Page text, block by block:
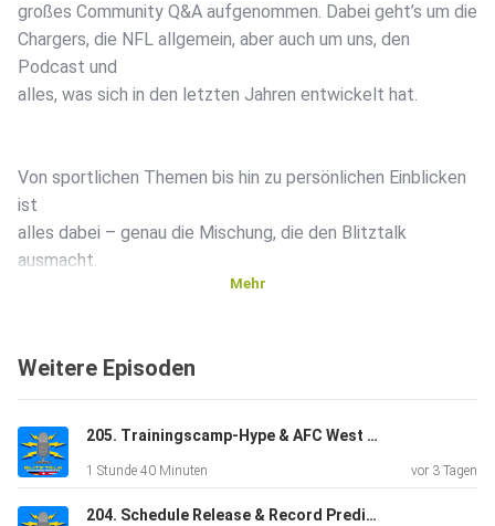
großes Community Q&A aufgenommen. Dabei geht’s um die
Chargers, die NFL allgemein, aber auch um uns, den
Podcast und
alles, was sich in den letzten Jahren entwickelt hat.
Von sportlichen Themen bis hin zu persönlichen Einblicken
ist
alles dabei – genau die Mischung, die den Blitztalk
ausmacht.
Viel Spaß mit der Jubiläumsfolge und Bolt Up!
Mehr
Weitere Episoden
205. Trainingscamp-Hype & AFC West Preview
1 Stunde 40 Minuten vor 3 Tagen
204. Schedule Release & Record Prediction